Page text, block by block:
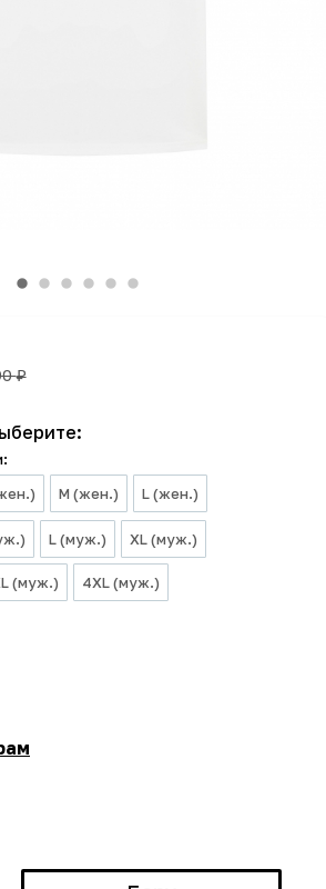
₽
M (жен.) L (жен.)
L (муж.) XL (муж.)
(муж.) 4XL (муж.)